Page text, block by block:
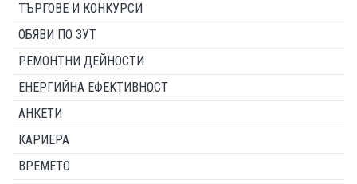
ТЪРГОВЕ И КОНКУРСИ
ОБЯВИ ПО ЗУТ
РЕМОНТНИ ДЕЙНОСТИ
ЕНЕРГИЙНА ЕФЕКТИВНОСТ
АНКЕТИ
КАРИЕРА
ВРЕМЕТО